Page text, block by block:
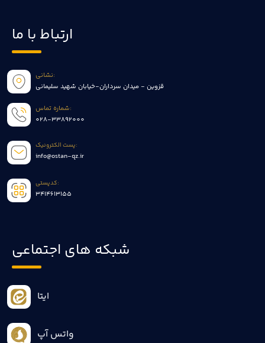
ارتباط با ما
نشانی:
قزوین - میدان سرداران-خیابان شهید سلیمانی
شماره تماس:
028-33892000
پست الکترونیک:
info@ostan-qz.ir
کدپستی:
3414613155
شبکه های اجتماعی
ایتا
واتس آپ